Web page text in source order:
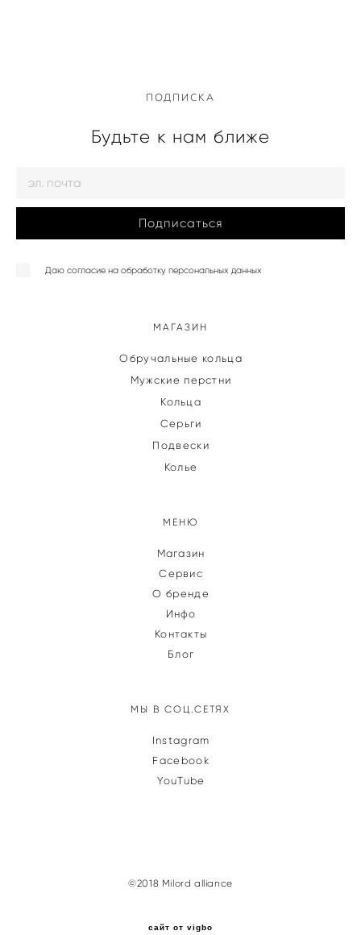
ПОДПИСКА
Будьте к нам ближе
Подписаться
Даю согласие на обработку персональных данных
МАГАЗИН
Обручальные кольца
Мужские перстни
Кольца
Серьги
Подвески
Колье
МЕНЮ
Магазин
Сервис
О бренде
Инфо
Контакты
Блог
МЫ В СОЦ.СЕТЯХ
Instagram
Facebook
YouTube
©2018 Milord alliance
сайт от vigbo